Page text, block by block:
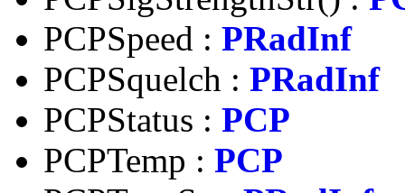
PCPSpeed : PRadInf
PCPSquelch : PRadInf
PCPStatus : PCP
PCPTemp : PCP